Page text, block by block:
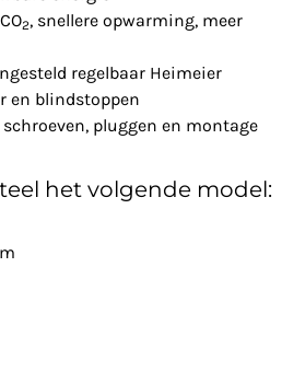
2, snellere opwarming, meer
regelbaar Heimeier
en blindstoppen
schroeven, pluggen en montage
het volgende model: